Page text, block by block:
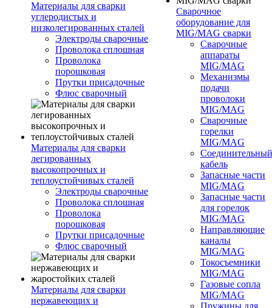
Материалы для сварки
углеродистых и
низколегированных сталей
Электроды сварочные
Проволока сплошная
Проволока
порошковая
Прутки присадочные
Флюс сварочный
Материалы для сварки
легированных
высокопрочных и
теплоустойчивых сталей
Электроды сварочные
Проволока сплошная
Проволока
порошковая
Прутки присадочные
Флюс сварочный
Материалы для сварки
нержавеющих и
Сварочное
оборудование для
MIG/MAG сварки
Сварочные
аппараты
MIG/MAG
Механизмы
подачи
проволоки
MIG/MAG
Сварочные
горелки
MIG/MAG
Соединительный
кабель
Запасные части
MIG/MAG
Запасные части
для горелок
MIG/MAG
Направляющие
каналы
MIG/MAG
Токосъемники
MIG/MAG
Газовые сопла
MIG/MAG
Пружины для